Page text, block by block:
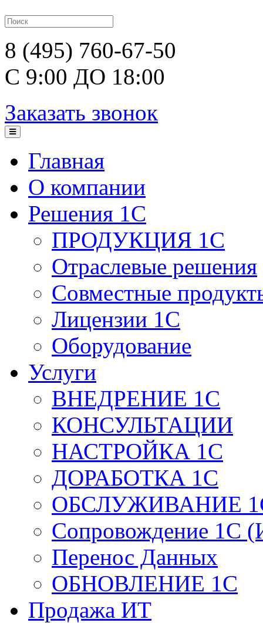
8 (495) 760-67-50
С 9:00 ДО 18:00
Заказать звонок
Главная
О компании
Решения 1С
ПРОДУКЦИЯ 1С
Отраслевые решения
Совместные
Лицензии 1С
Оборудование
Услуги
ВНЕДРЕНИЕ 1С
КОНСУЛЬТАЦИИ
НАСТРОЙКА 1С
ДОРАБОТКА 1С
ОБСЛУЖИВАНИЕ
Сопровождение 1С
Перенос Данных
ОБНОВЛЕНИЕ 1С
Продажа ИТ